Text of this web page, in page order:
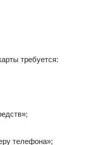
требуется:
телефона»;